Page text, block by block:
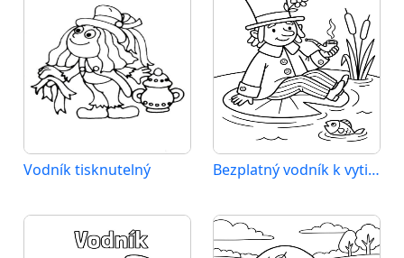
Vodník tisknutelný Bezplatný vodník k vytištění